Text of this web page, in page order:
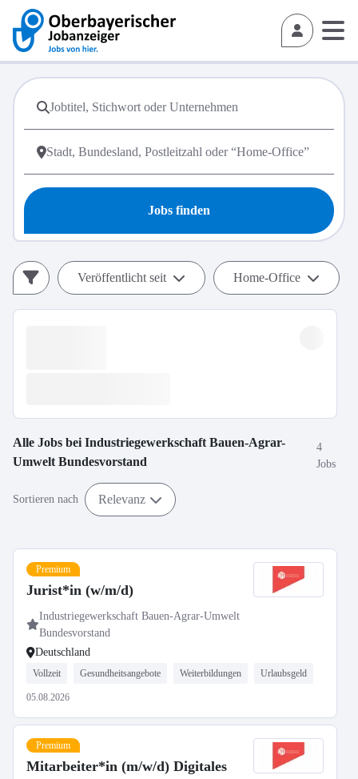
Jobs finden
Veröffentlicht seit Home-Office
Alle Jobs bei Industriegewerkschaft Bauen-Agrar-
Umwelt Bundesvorstand
4
Jobs
Sortieren nach Relevanz
Premium
Jurist*in (w/m/d)
Industriegewerkschaft Bauen-Agrar-Umwelt
Bundesvorstand
Deutschland
Vollzeit Gesundheitsangebote Weiterbildungen Urlaubsgeld
05.08.2026
Premium
Mitarbeiter*in (m/w/d) Digitales